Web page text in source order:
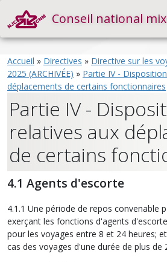
Conseil national
Accueil » Directives » Directive sur les
2025 (ARCHIVÉE) » Partie IV -
déplacements de certains fonctionnaires
Partie IV -
relatives aux
de certains
4.1 Agents d'escorte
4.1.1 Une période de repos convenable
exerçant les fonctions d'agents
pour les voyages entre 8 et 24 heures;
cas des voyages d'une durée de plus de